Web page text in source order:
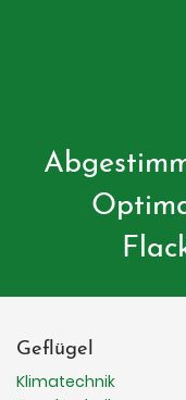
Geflügel
Klimatechnik